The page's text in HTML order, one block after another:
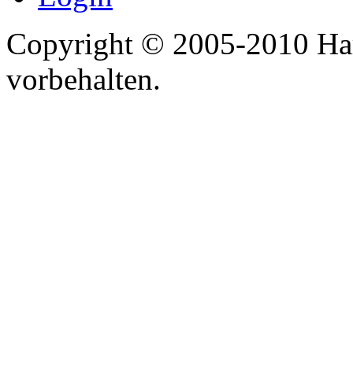
Copyright © 2005-2010
vorbehalten.